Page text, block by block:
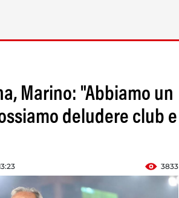
Marino: "Abbiamo un
deludere club e
3833